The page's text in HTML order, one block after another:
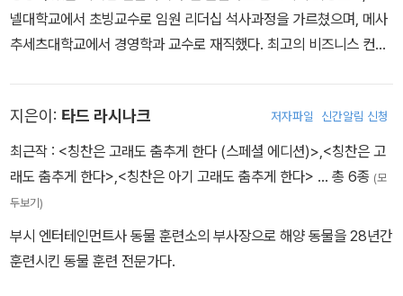
넬대학교에서 초빙교수로 임원 리더십 석사과정을 가르쳤으며, 메사
추세츠대학교에서 경영학과 교수로 재직했다. 최고의 비즈니스 컨설
랜차드 경영대학이 있을 정도로 권위와 존경을 한몸에 받는 켄은 이
름만으로도 리더십을 떠올리게 하는 리더십 전문가다. 베스트셀러로
널리 알려진 《칭찬은 고래도 춤추게 한다》, 《1분 경영》, 《겅호!》, 《하
이파이브》, 《예수처럼 리드하라》, 《서번트 리더》 등 65종 이상의 책
로 번역되었으며, 1980년대 미국 기업의 부흥을 이뤄낸 경영서의 고
전으로 알려져 있다. 오랫동안 효과적인 리더십 원리를 가르치던 켄
지은이: 타드 라시나크 저자파일 신간알림 신청
최근작 : <칭찬은 고래도 춤추게 한다 (스페셜 에디션)> <칭찬은 고
래도 춤추게 한다> <칭찬은 아기 고래도 춤추게 한다> … 총 6종 (모
두보기)
부시 엔터테인먼트사 동물 훈련소의 부사장으로 해양 동물을 28년간
훈련시킨 동물 훈련 전문가다.